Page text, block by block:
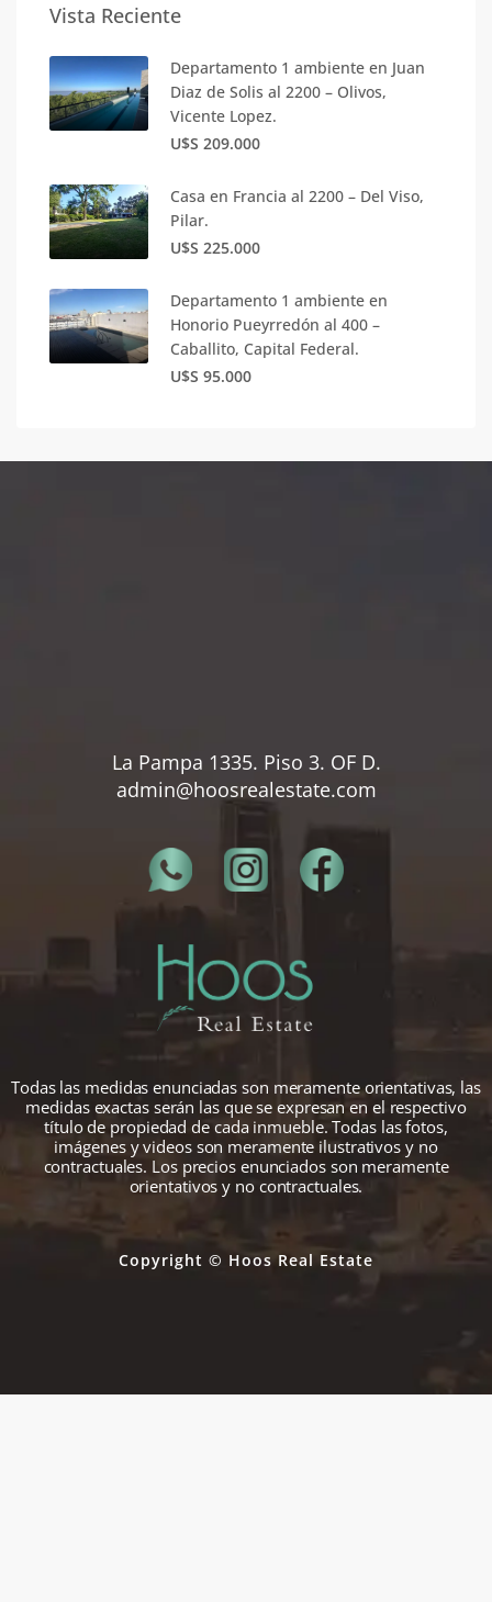
Vista Reciente
Departamento 1 ambiente en Juan
Diaz de Solis al 2200 – Olivos,
Vicente Lopez.
U$S 209.000
Casa en Francia al 2200 – Del Viso,
Pilar.
U$S 225.000
Departamento 1 ambiente en
Honorio Pueyrredón al 400 –
Caballito, Capital Federal.
U$S 95.000
La Pampa 1335. Piso 3. OF D.
admin@hoosrealestate.com
Todas las medidas enunciadas son meramente orientativas, las
medidas exactas serán las que se expresan en el respectivo
título de propiedad de cada inmueble. Todas las fotos,
imágenes y videos son meramente ilustrativos y no
contractuales. Los precios enunciados son meramente
orientativos y no contractuales.
Copyright © Hoos Real Estate